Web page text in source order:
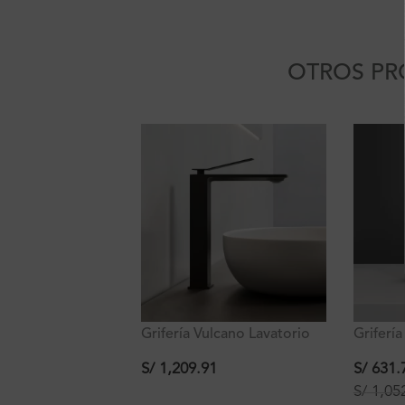
OTROS
Grifería Vulcano Lavatorio
Ferretti
S/1,209.91
Grifería
S/
S/